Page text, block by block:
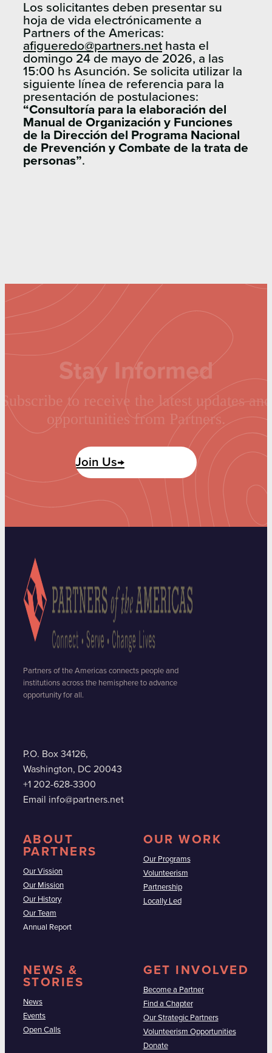
Los solicitantes deben presentar su
hoja de vida electrónicamente a
Partners of the Americas:
afigueredo@partners.net hasta el
domingo 24 de mayo de 2026, a las
15:00 hs Asunción. Se solicita utilizar la
siguiente línea de referencia para la
presentación de postulaciones:
“Consultoría para la elaboración del
Manual de Organización y Funciones
de la Dirección del Programa Nacional
de Prevención y Combate de la trata de
personas”.
Stay Informed
Subscribe to receive the latest updates and
opportunities from Partners.
Join Us→
Partners of the Americas connects people and
institutions across the hemisphere to advance
opportunity for all.
P.O. Box 34126,
Washington, DC 20043
+1 202-628-3300
Email info@partners.net
ABOUT
PARTNERS
Our Vission
Our Mission
Our History
Our Team
Annual Report
OUR WORK
Our Programs
Volunteerism
Partnership
Locally Led
NEWS &
STORIES
News
Events
Open Calls
GET INVOLVED
Become a Partner
Find a Chapter
Our Strategic Partners
Volunteerism Opportunities
Donate